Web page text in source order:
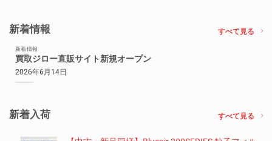
新着情報 すべて見る
新着情報
買取ジロー直販サイト新規オープン
2026年6月14日
新着入荷 すべて見る